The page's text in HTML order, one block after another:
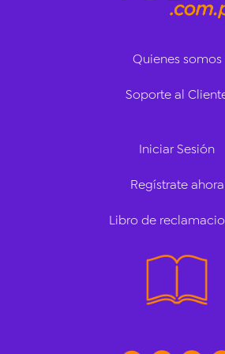
Quienes somos
Soporte al
Iniciar Sesión
Regístrate ahora
Libro de